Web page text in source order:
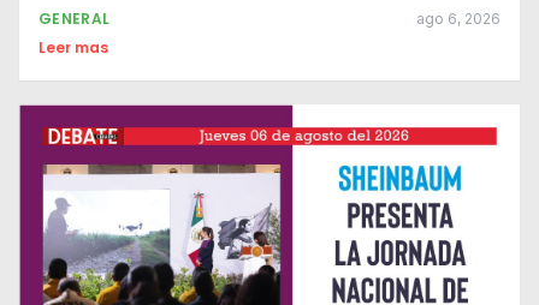
GENERAL ago 6, 2026
Leer mas